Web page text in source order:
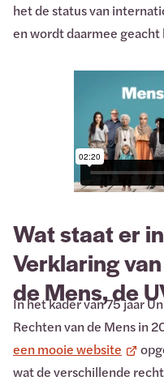
het de status van
en wordt daarmee
Wat staat er
Verklaring
de Mens, de
In het kader van 75 jaar
Rechten van de Mens in
een mooie website
wat de verschillende